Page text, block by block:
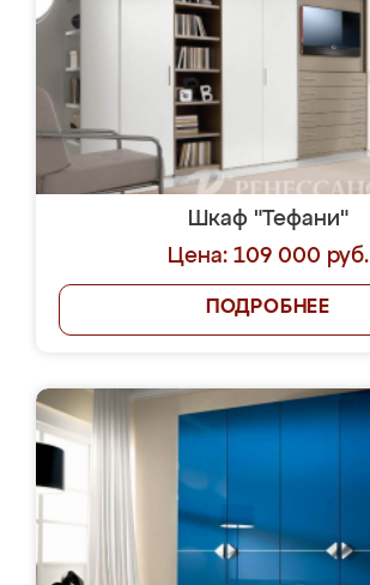
Шкаф "Тефани"
Цена: 109 000 руб.
ПОДРОБНЕЕ